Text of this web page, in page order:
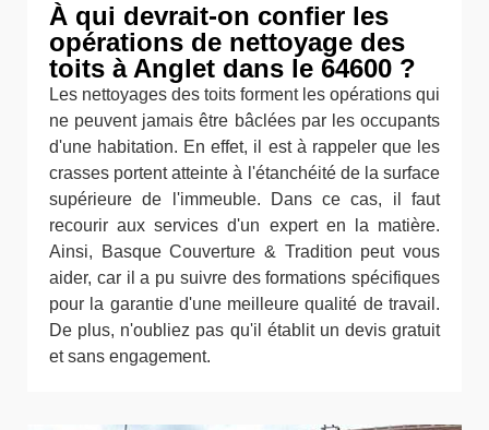
À qui devrait-on confier les
opérations de nettoyage des
toits à Anglet dans le 64600 ?
Les nettoyages des toits forment les opérations qui
ne peuvent jamais être bâclées par les occupants
d'une habitation. En effet, il est à rappeler que les
crasses portent atteinte à l'étanchéité de la surface
supérieure de l'immeuble. Dans ce cas, il faut
recourir aux services d'un expert en la matière.
Ainsi, Basque Couverture & Tradition peut vous
aider, car il a pu suivre des formations spécifiques
pour la garantie d'une meilleure qualité de travail.
De plus, n'oubliez pas qu'il établit un devis gratuit
et sans engagement.